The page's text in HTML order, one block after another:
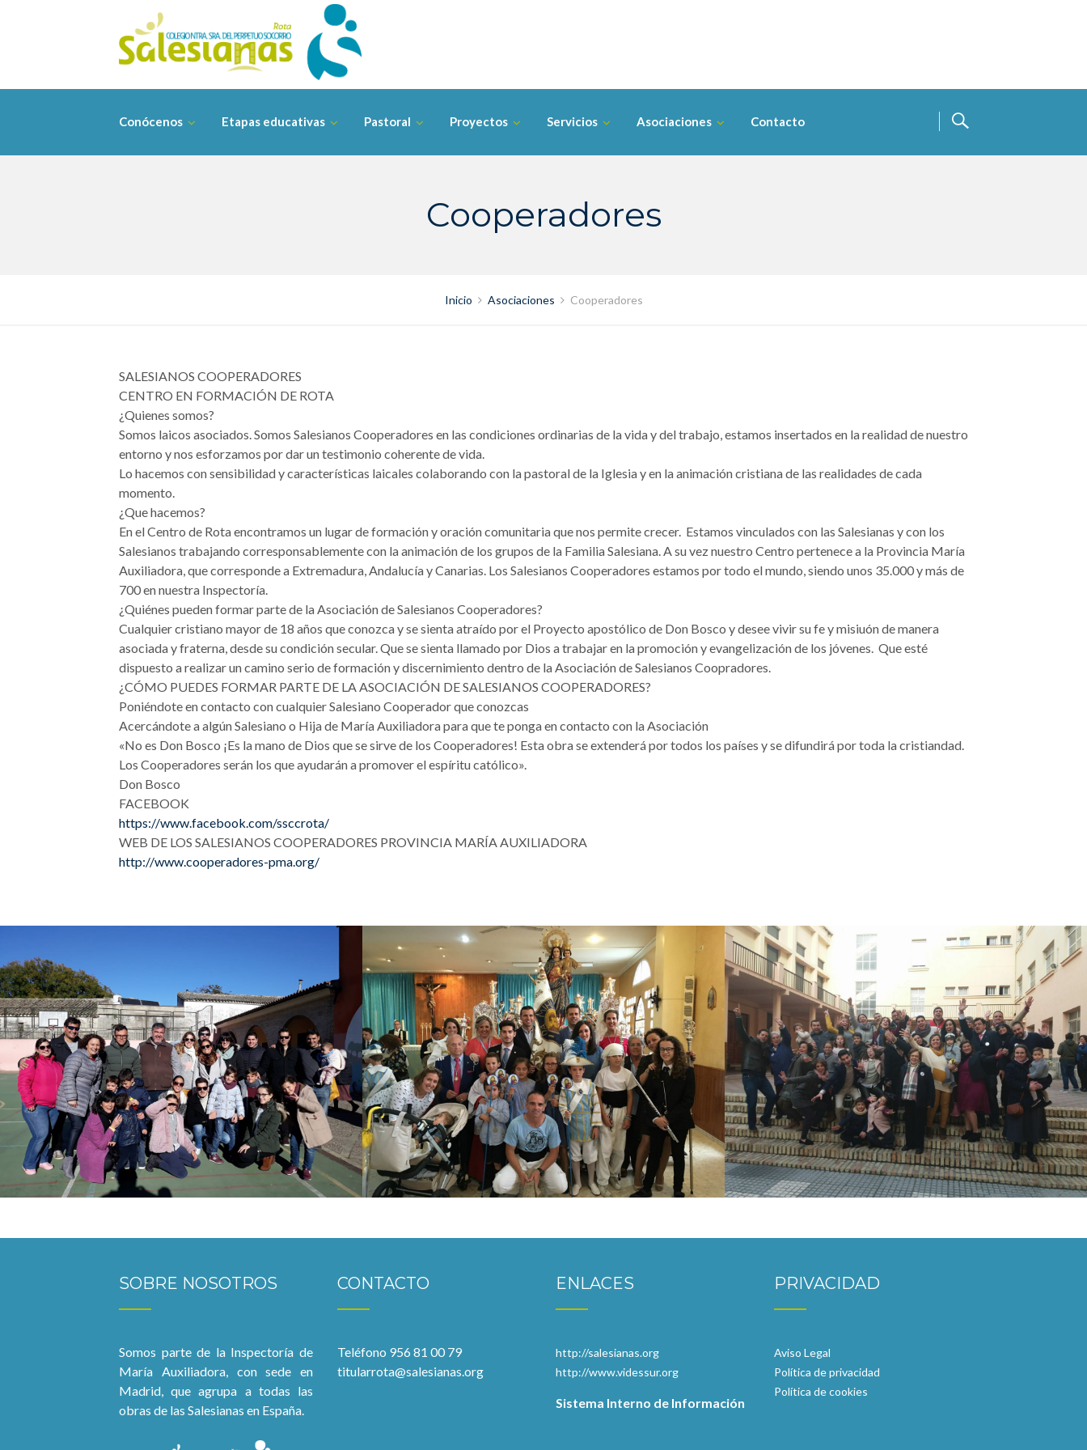
Conócenos Etapas educativas Pastoral Proyectos Servicios Asociaciones Contacto
Cooperadores
Inicio Asociaciones Cooperadores
SALESIANOS COOPERADORES
CENTRO EN FORMACIÓN DE ROTA
¿Quienes somos?
Somos laicos asociados. Somos Salesianos Cooperadores en las condiciones ordinarias de la vida y del trabajo, estamos insertados en la realidad de nuestro
entorno y nos esforzamos por dar un testimonio coherente de vida.
Lo hacemos con sensibilidad y características laicales colaborando con la pastoral de la Iglesia y en la animación cristiana de las realidades de cada
momento.
¿Que hacemos?
En el Centro de Rota encontramos un lugar de formación y oración comunitaria que nos permite crecer. Estamos vinculados con las Salesianas y con los
Salesianos trabajando corresponsablemente con la animación de los grupos de la Familia Salesiana. A su vez nuestro Centro pertenece a la Provincia María
Auxiliadora, que corresponde a Extremadura, Andalucía y Canarias. Los Salesianos Cooperadores estamos por todo el mundo, siendo unos 35.000 y más de
700 en nuestra Inspectoría.
¿Quiénes pueden formar parte de la Asociación de Salesianos Cooperadores?
Cualquier cristiano mayor de 18 años que conozca y se sienta atraído por el Proyecto apostólico de Don Bosco y desee vivir su fe y misiuón de manera
asociada y fraterna, desde su condición secular. Que se sienta llamado por Dios a trabajar en la promoción y evangelización de los jóvenes. Que esté
dispuesto a realizar un camino serio de formación y discernimiento dentro de la Asociación de Salesianos Coopradores.
¿CÓMO PUEDES FORMAR PARTE DE LA ASOCIACIÓN DE SALESIANOS COOPERADORES?
Poniéndote en contacto con cualquier Salesiano Cooperador que conozcas
Acercándote a algún Salesiano o Hija de María Auxiliadora para que te ponga en contacto con la Asociación
«No es Don Bosco ¡Es la mano de Dios que se sirve de los Cooperadores! Esta obra se extenderá por todos los países y se difundirá por toda la cristiandad.
Los Cooperadores serán los que ayudarán a promover el espíritu católico».
Don Bosco
FACEBOOK
https://www.facebook.com/ssccrota/
WEB DE LOS SALESIANOS COOPERADORES PROVINCIA MARÍA AUXILIADORA
http://www.cooperadores-pma.org/
SOBRE NOSOTROS
Somos parte de la Inspectoría de
María Auxiliadora, con sede en
Madrid, que agrupa a todas las
obras de las Salesianas en España.
CONTACTO
Teléfono 956 81 00 79
titularrota@salesianas.org
ENLACES
http://salesianas.org
http://www.videssur.org
Sistema Interno de Información
PRIVACIDAD
Aviso Legal
Política de privacidad
Política de cookies